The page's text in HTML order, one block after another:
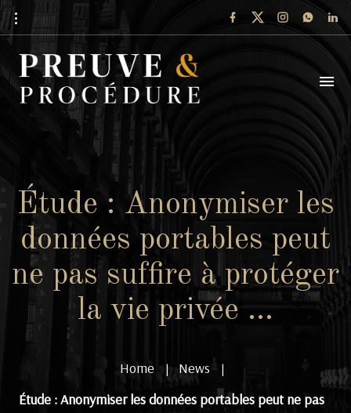
Étude : Anonymiser les
données portables peut
ne pas suffire à protéger
la vie privée …
Home |News |
Étude : Anonymiser les données portables peut ne pas